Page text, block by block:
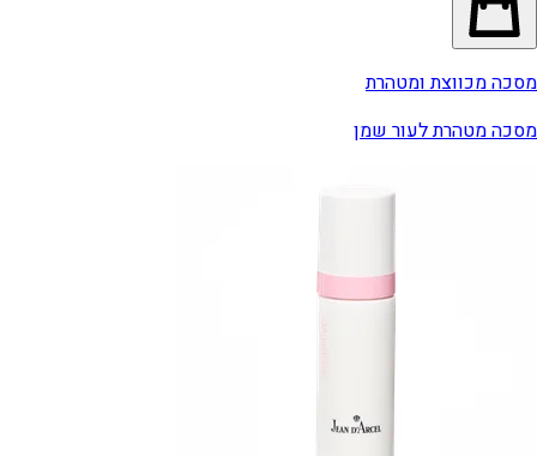
מסכה מכווצת ומטהרת
מסכה מטהרת לעור שמן